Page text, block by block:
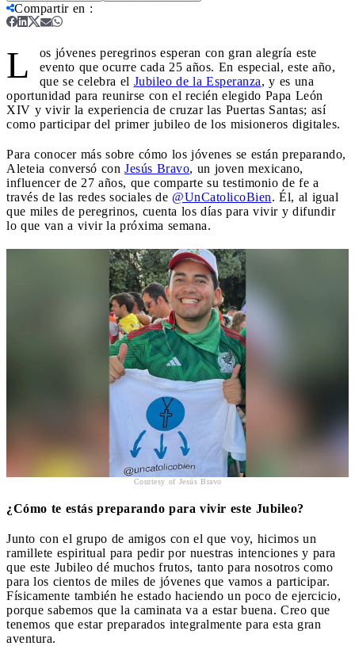
Compartir en :
L
os jóvenes peregrinos esperan con gran alegría este
evento que ocurre cada 25 años. En especial, este año,
que se celebra el Jubileo de la Esperanza, y es una
oportunidad para reunirse con el recién elegido Papa León
XIV y vivir la experiencia de cruzar las Puertas Santas; así
como participar del primer jubileo de los misioneros digitales.
Para conocer más sobre cómo los jóvenes se están preparando,
Aleteia conversó con Jesús Bravo, un joven mexicano,
influencer de 27 años, que comparte su testimonio de fe a
través de las redes sociales de @UnCatolicoBien. Él, al igual
que miles de peregrinos, cuenta los días para vivir y difundir
lo que van a vivir la próxima semana.
Courtesy of Jesús Bravo
¿Cómo te estás preparando para vivir este Jubileo?
Junto con el grupo de amigos con el que voy, hicimos un
ramillete espiritual para pedir por nuestras intenciones y para
que este Jubileo dé muchos frutos, tanto para nosotros como
para los cientos de miles de jóvenes que vamos a participar.
Físicamente también he estado haciendo un poco de ejercicio,
porque sabemos que la caminata va a estar buena. Creo que
tenemos que estar preparados integralmente para esta gran
aventura.